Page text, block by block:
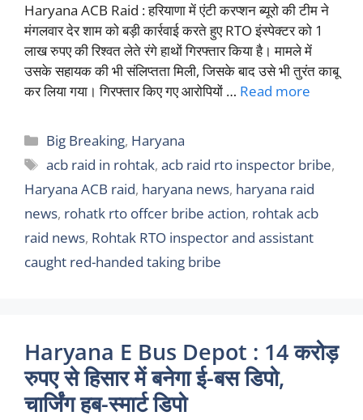
Haryana ACB Raid : हरियाणा में एंटी करप्शन ब्यूरो की टीम ने
मंगलवार देर शाम को बड़ी कार्रवाई करते हुए RTO इंस्पेक्टर को 1
लाख रुपए की रिश्वत लेते रंगे हाथों गिरफ्तार किया है। मामले में
उसके सहायक की भी संलिप्तता मिली, जिसके बाद उसे भी तुरंत काबू
कर लिया गया। गिरफ्तार किए गए आरोपियों … Read more
Categories
Big Breaking, Haryana
Tags
acb raid in rohtak,acb raid rto inspector bribe,
Haryana ACB raid, haryana news, haryana raid
news, rohatk rto offcer bribe action, rohtak acb
raid news, Rohtak RTO inspector and assistant
caught red-handed taking bribe
Haryana E Bus Depot : 14 करोड़
रुपए से हिसार में बनेगा ई-बस डिपो,
चार्जिंग हब-स्मार्ट डिपो